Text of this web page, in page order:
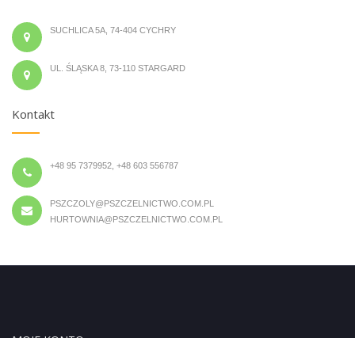
SUCHLICA 5A, 74-404 CYCHRY
UL. ŚLĄSKA 8, 73-110 STARGARD
Kontakt
+48 95 7379952, +48 603 556787
PSZCZOLY@PSZCZELNICTWO.COM.PL
HURTOWNIA@PSZCZELNICTWO.COM.PL